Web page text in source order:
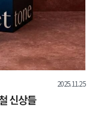
2025.11.25
신상들